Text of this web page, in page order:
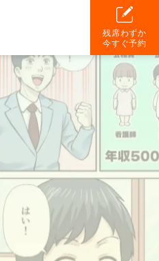
残席わずか
今すぐ予約